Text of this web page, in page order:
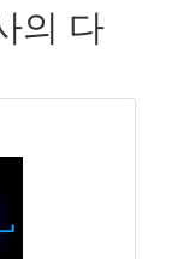
의 다